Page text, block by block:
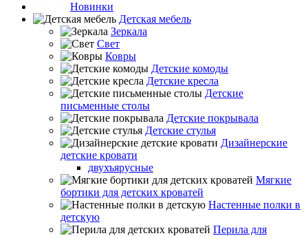
Новинки
Детская мебель
Зеркала
Свет
Ковры
Детские комоды
Детские кресла
Детские
письменные столы
Детские покрывала
Детские стулья
Дизайнерские
детские кровати
двухъярусные
Мягкие
бортики для детских кроватей
Настенные полки в
детскую
Перила для